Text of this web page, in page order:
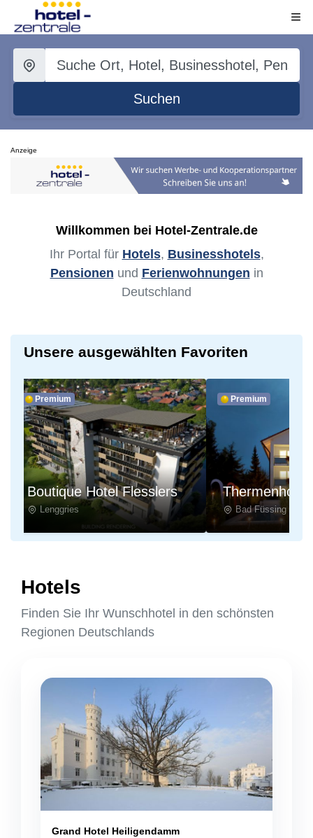
Suchen
Anzeige
Willkommen bei Hotel-Zentrale.de
Ihr Portal für Hotels, Businesshotels,
Pensionen und Ferienwohnungen in
Deutschland
Unsere ausgewählten Favoriten
Hotel Flesslers
Premium
Thermenhotel Gass
Bad Füssing
Hotels
Finden Sie Ihr Wunschhotel in den schönsten
Regionen Deutschlands
Grand Hotel Heiligendamm